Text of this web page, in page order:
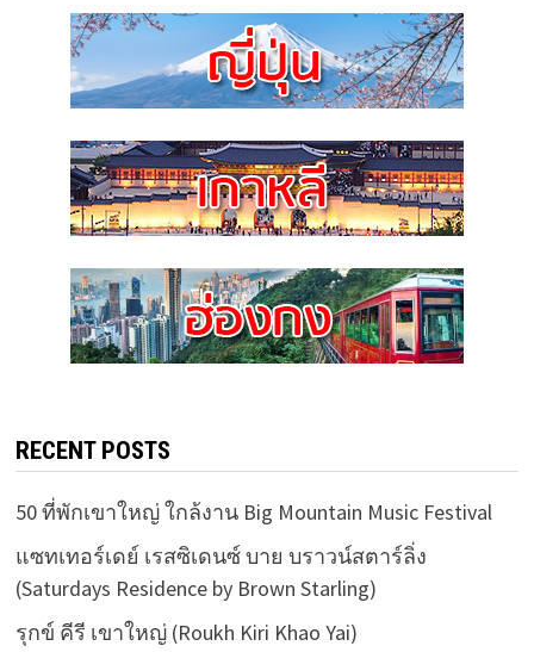
RECENT POSTS
50 ที่พักเขาใหญ่ ใกล้งาน Big Mountain Music Festival
แซทเทอร์เดย์ เรสซิเดนซ์ บาย บราวน์สตาร์ลิ่ง
(Saturdays Residence by Brown Starling)
รุกข์ คีรี เขาใหญ่ (Roukh Kiri Khao Yai)